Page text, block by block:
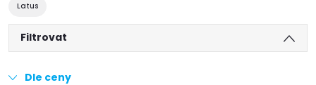
Latus
Filtrovat
Dle ceny